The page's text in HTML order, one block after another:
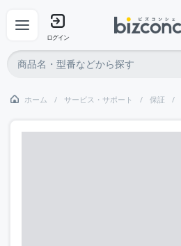
ログイン
ホーム サービス・サポート 保証